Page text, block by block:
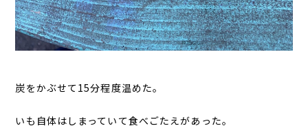
炭をかぶせて15分程度温めた。
いも自体はしまっていて食べごたえがあった。